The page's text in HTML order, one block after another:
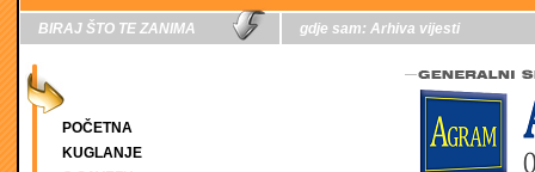
BIRAJ ŠTO TE ZANIMA
POČETNA
KUGLANJE
gdje sam: Arhiva vijesti